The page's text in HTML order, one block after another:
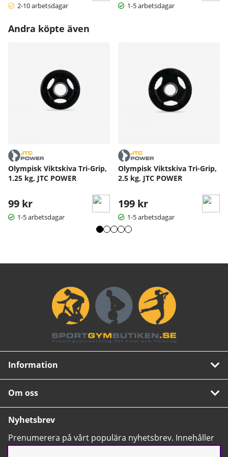
2-10 arbetsdagar
1-5 arbetsdagar
Andra köpte även
Olympisk Viktskiva Tri-Grip,
1.25 kg, JTC POWER
99 kr
1-5 arbetsdagar
Olympisk Viktskiva Tri-Grip,
2.5 kg, JTC POWER
199 kr
1-5 arbetsdagar
Information
Om oss
Nyhetsbrev
Prenumerera på vårt populära nyhetsbrev. Innehåller
tips, nyheter och våra allra bästa erbjudanden.